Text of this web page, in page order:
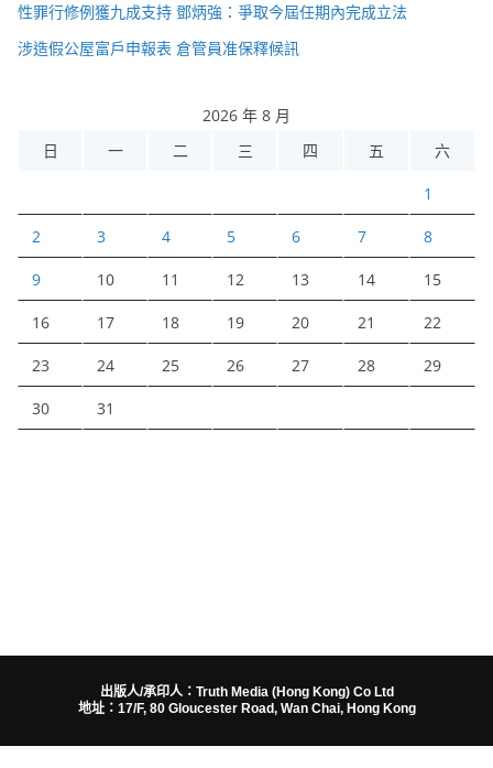
性罪行修例獲九成支持 鄧炳強：爭取今屆任期內完成立法
涉造假公屋富戶申報表 倉管員准保釋候訊
2026 年 8 月
日
一 二 三 四 五 六
1
2 3 4 5 6 7 8
9 10 11 12 13 14 15
16 17 18 19 20 21 22
23 24 25 26 27 28 29
30 31
出版人/承印人：Truth Media (Hong Kong) Co Ltd
地址：17/F, 80 Gloucester Road, Wan Chai, Hong Kong